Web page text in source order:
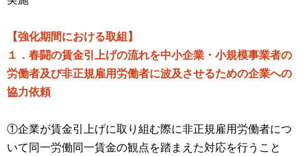
【強化期間における取組】
１．春闘の賃金引上げの流れを中小企業・小規模事業者の
労働者及び非正規雇用労働者に波及させるための企業への
協力依頼
①企業が賃金引上げに取り組む際に非正規雇用労働者につ
いて同一労働同一賃金の観点を踏まえた対応を行うこと